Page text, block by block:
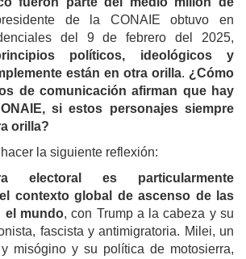
de la CONAIE obtuvo en
del 9 de febrero del 2025,
políticos, ideológicos y
están en otra orilla. ¿Cómo
de comunicación afirman que hay
si estos personajes siempre
orilla?
la siguiente reflexión:
electoral es particularmente
contexto global de ascenso de las
el mundo, con Trump a la cabeza y su
fascista y antimigratoria. Milei, un
misógino y su política de motosierra,